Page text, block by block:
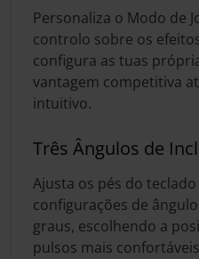
Personaliza o Modo de
controlo sobre os
configura as tuas
vantagem competitiva
intuitivo.
Três Ângulos de
Ajusta os pés do
configurações de
graus, escolhendo a
pulsos mais